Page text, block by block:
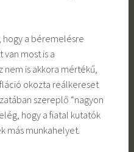
hogy a béremelésre
most is a
is akkora mértékű,
okozta reálkereset
szereplő “nagyon
hogy a fiatal kutatók
más munkahelyet.